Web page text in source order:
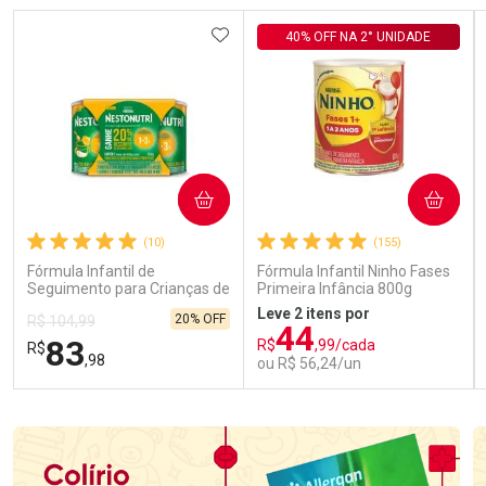
(10)
Fórmula Infantil de
Seguimento para Crianças de
Primeira Infância Nestonutri
2 Unidades de 800g cada
R$ 104,99
R$83,98
20% OFF
ADICIONAR AOS FAVORITOS
COMPRAR
(155)
Fórmula Infantil Ninho Fases
Primeira Infância 800g
40% OFF NA 2° UNIDADE
Leve 2 itens por
R$44,99/cada
ou R$ 56,24/un
COMPRAR
Laboratório
Por Menos